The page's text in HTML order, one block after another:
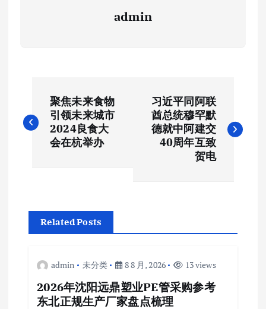
admin
章
聚焦未来食物
引领未来城市
2024良食大
会在杭举办
习近平同阿联
酋总统穆罕默
德就中阿建交
40周年互致
贺电
Related Posts
admin 未分类 8 8 月, 2026 13 views
2026年沈阳远鼎塑业PE管采购参考
东北正规生产厂家盘点梳理